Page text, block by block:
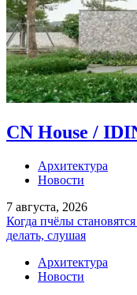
CN House /
Архитектура
Новости
7 августа, 2026
Когда пчёлы
делать, слушая
Архитектура
Новости